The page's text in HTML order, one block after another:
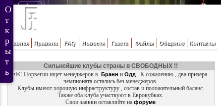
Главная Правила FAQ Новости Газета Файлы Общение Контакты
Сильнейшие клубы страны в СВОБОДНЫХ !!
ФС Норвегии ищет менеджеров вБранн иОдд . К сожалению , два призера
чемпионата остались без менеджеров.
Клубы имеют хорошую инфраструктуру , состав и положительный баланс.
Также оба клуба участвуют в Еврокубках.
Свои заявки оставляйте нафоруме